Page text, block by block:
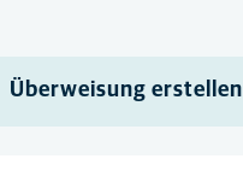
Überweisung erstellen